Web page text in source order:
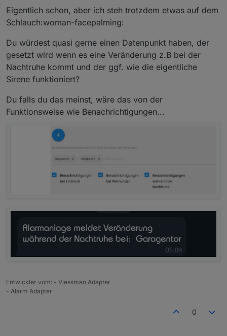
Eigentlich schon, aber ich steh trotzdem etwas auf dem
Schlauch:woman-facepalming:
Du würdest quasi gerne einen Datenpunkt haben, der
gesetzt wird wenn es eine Veränderung z.B bei der
Nachtruhe kommt und der ggf. wie die eigentliche
Sirene funktioniert?
Du falls du das meinst, wäre das von der
Funktionsweise wie Benachrichtigungen...
Entwickler vom: - Viessman Adapter
- Alarm Adapter
0